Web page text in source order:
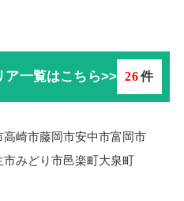
ア一覧はこちら>> 26件
高崎市藤岡市安中市富岡市
市みどり市邑楽町大泉町